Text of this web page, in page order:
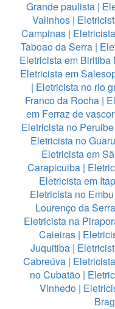
Grande paulista|
Valinhos|
Campinas|
Taboao da Serra|
Eletricista em Biritiba
Eletricista em
| Eletricista no rio
Franco da Rocha |
em Ferraz de
Eletricista no Peruibe
Eletricista no
Eletricista em
Carapicuiba |
Eletricista em
Eletricista no
Lourenço da Serra
Eletricista na
Caieiras |
Juquitiba |
Cabreúva |
no Cubatão|
Vinhedo|